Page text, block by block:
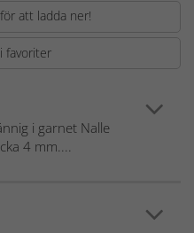
att ladda ner!
favoriter
i garnet Nalle
4 mm....